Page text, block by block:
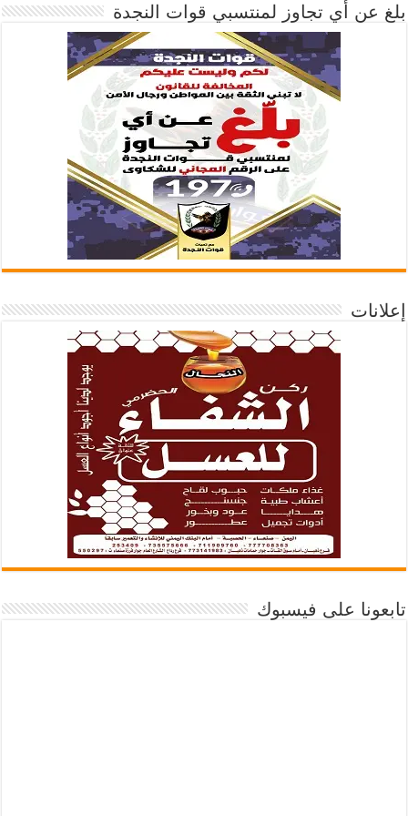
بلغ عن أي تجاوز لمنتسبي قوات النجدة
إعلانات
تابعونا على فيسبوك